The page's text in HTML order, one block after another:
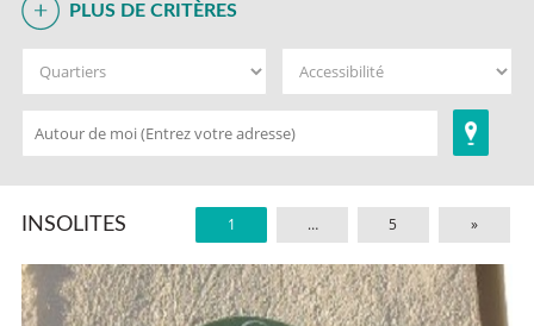
PLUS DE CRITÈRES
INSOLITES 1 … 5 »